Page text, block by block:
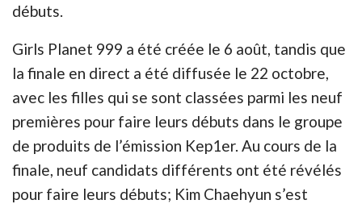
débuts.
Girls Planet 999 a été créée le 6 août, tandis que
la finale en direct a été diffusée le 22 octobre,
avec les filles qui se sont classées parmi les neuf
premières pour faire leurs débuts dans le groupe
de produits de l’émission Kep1er. Au cours de la
finale, neuf candidats différents ont été révélés
pour faire leurs débuts; Kim Chaehyun s’est